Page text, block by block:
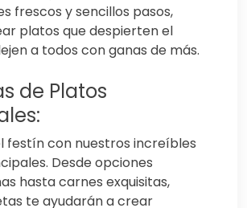
frescos y sencillos pasos,
platos que despierten el
a todos con ganas de más.
de Platos
festín con nuestros increíbles
Desde opciones
hasta carnes exquisitas,
te ayudarán a crear